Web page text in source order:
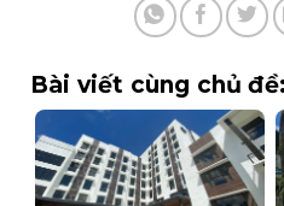
Bài viết cùng chủ đề: